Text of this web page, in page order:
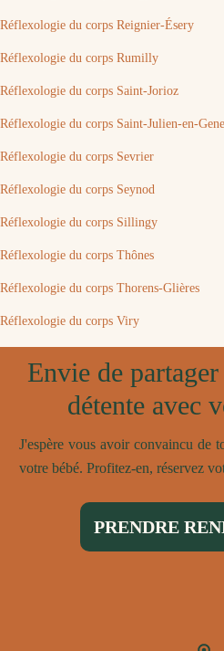
Réflexologie du corps Reignier-Ésery
Réflexologie du corps Rumilly
Réflexologie du corps Saint-Jorioz
Réflexologie du corps Saint-Julien-en-
Réflexologie du corps Sevrier
Réflexologie du corps Seynod
Réflexologie du corps Sillingy
Réflexologie du corps Thônes
Réflexologie du corps Thorens-Glières
Réflexologie du corps Viry
Envie de
détente avec
J'espère vous avoir convaincu de
votre bébé. Profitez-en, réservez
PRENDRE